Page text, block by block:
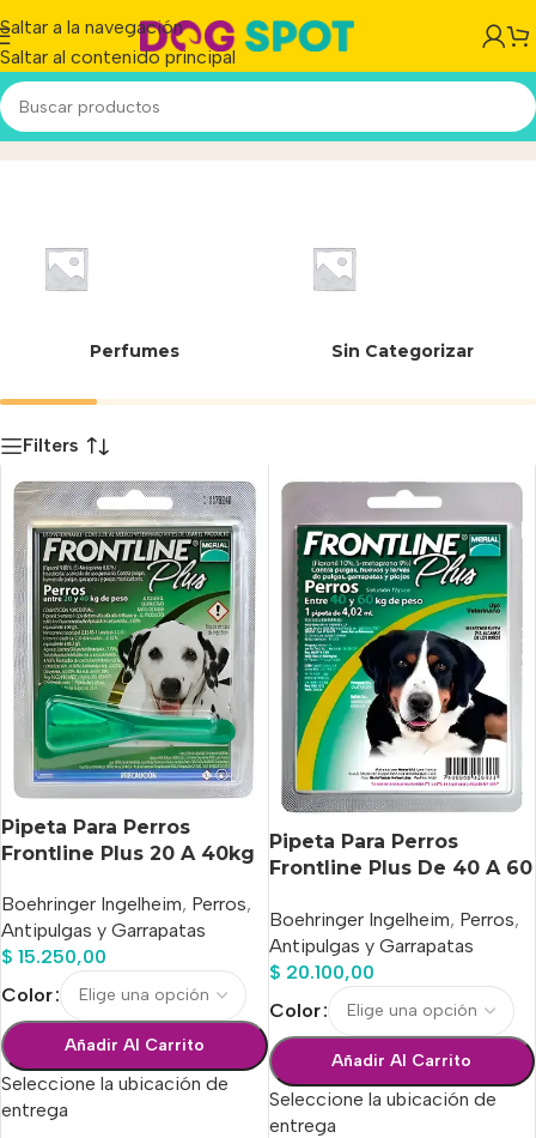
Saltar a la navegación
Saltar al contenido principal
02-078Inicio/Producto
Perfumes Sin Categorizar
Filters
Pipeta Para Perros
Frontline Plus 20 A 40kg
Boehringer Ingelheim, Perros,
Antipulgas y Garrapatas
$ 15.250,00
Color
Añadir Al Carrito
Seleccione la ubicación de
entrega
Pipeta Para Perros
Frontline Plus De 40 A 60
Boehringer Ingelheim, Perros,
Antipulgas y Garrapatas
$ 20.100,00
Color
Añadir Al Carrito
Seleccione la ubicación de
entrega